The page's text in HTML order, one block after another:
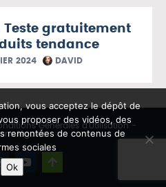
Teste gratuitement
tendance
2024 DAVID
Générales d’Utilisation-
légales
vous acceptez le dépôt de
proposer des vidéos, des
remontées de contenus de
sociales
Ok